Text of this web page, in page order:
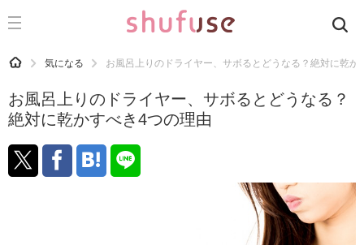
CATEGORY 記事カテゴリ
運気
洗濯
生活の知恵
HOME 気になる お風呂上りのドライヤー、サボるとどうなる？絶対に乾か
お風呂上りのドライヤー、サボるとどうなる？
絶対に乾かすべき4つの理由